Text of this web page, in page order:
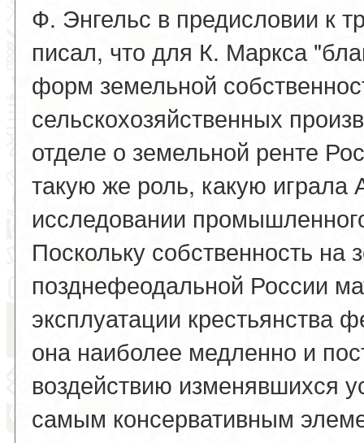
Ф. Энгельс в предисловии к
писал, что для К. Маркса
форм земельной
сельскохозяйственных
отделе о земельной ренте
такую же роль, какую играла
исследовании
Поскольку собственность на
позднефеодальной России
эксплуатации крестьянства
она наиболее медленно и
воздействию изменявшихся
самым консервативным